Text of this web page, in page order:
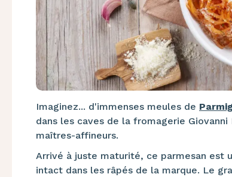
Imaginez... d'immenses meules de
dans les caves de la fromagerie
maîtres-affineurs.
Arrivé à juste maturité, ce parmesan est
intact dans les râpés de la marque. Le